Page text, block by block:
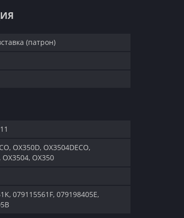
(патрон)
OX350D, OX3504DECO,
OX3504, OX350
079115561F, 079198405E,